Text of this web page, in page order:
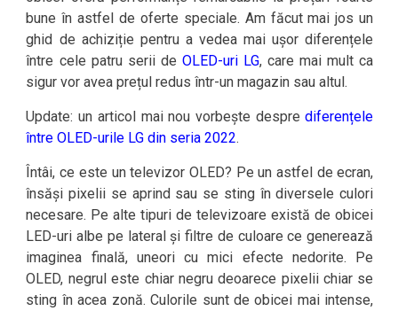
bune în astfel de oferte speciale. Am făcut mai jos un
ghid de achiziție pentru a vedea mai ușor diferențele
între cele patru serii de OLED-uri LG, care mai mult ca
sigur vor avea prețul redus într-un magazin sau altul.
Update: un articol mai nou vorbește desprediferențele
între OLED-urile LG din seria 2022.
Întâi, ce este un televizor OLED? Pe un astfel de ecran,
însăși pixelii se aprind sau se sting în diversele culori
necesare. Pe alte tipuri de televizoare există de obicei
LED-uri albe pe lateral și filtre de culoare ce generează
imaginea finală, uneori cu mici efecte nedorite. Pe
OLED, negrul este chiar negru deoarece pixelii chiar se
sting în acea zonă. Culorile sunt de obicei mai intense,